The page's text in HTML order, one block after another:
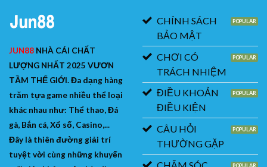
JUN88 NHÀ CÁI CHẤT
LƯỢNG NHẤT 2025 VƯƠN
TẦM THẾ GIỚI. Đa dạng hàng
trăm tựa game nhiều thể loại
khác nhau như: Thể thao, Đá
gà, Bắn cá, Xổ số, Casino,...
Đây là thiên đường giải trí
tuyệt vời cùng những khuyến
CHÍNH SÁCH
BẢO MẬT
CHƠI CÓ
TRÁCH NHIỆM
ĐIỀU KHOẢN
ĐIỀU KIỆN
CÂU HỎI
THƯỜNG GẶP
CHĂM SÓC